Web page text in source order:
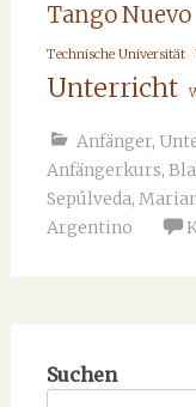
Tango Nuevo
Technische Universität
Unterricht
Anfänger,
Anfängerkurs,
Sepúlveda,
Argentino
Suchen